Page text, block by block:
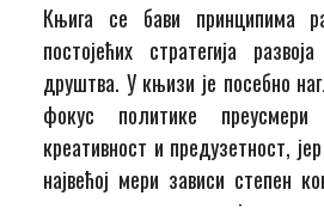
Књига се бави принципима
постојећих стратегија
друштва. У књизи је посебно
фокус политике преусмери
креативност и предузетност,
највећој мери зависи степен